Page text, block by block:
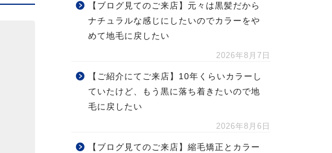
【ブログ見てのご来店】元々は黒髪だから
ナチュラルな感じにしたいのでカラーをや
めて地毛に戻したい
2026年8月7日
【ご紹介にてご来店】10年くらいカラーし
ていたけど、もう黒に落ち着きたいので地
毛に戻したい
2026年8月6日
【ブログ見てのご来店】縮毛矯正とカラー